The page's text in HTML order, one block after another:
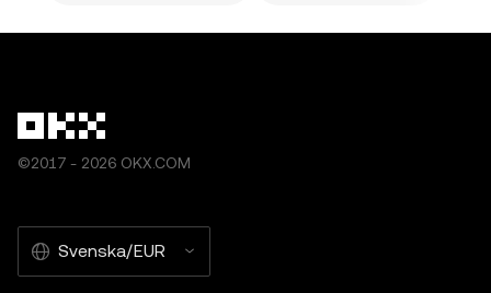
©2017 - 2026 OKX.COM
Svenska/EUR